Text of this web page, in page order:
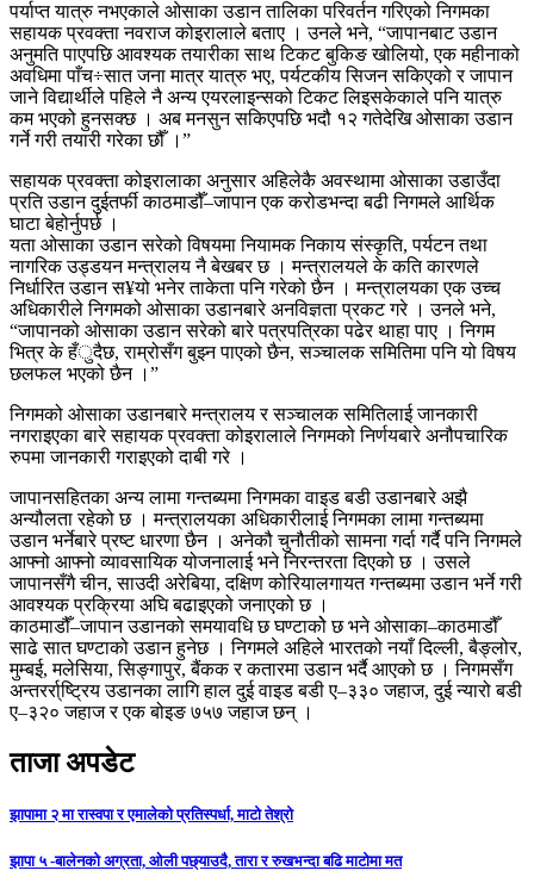
पर्याप्त यात्रु नभएकाले ओसाका उडान तालिका परिवर्तन गरिएको निगमका
सहायक प्रवक्ता नवराज कोइरालाले बताए । उनले भने, “जापानबाट उडान
अनुमति पाएपछि आवश्यक तयारीका साथ टिकट बुकिङ खोलियो, एक महीनाको
अवधिमा पाँच÷सात जना मात्र यात्रु भए, पर्यटकीय सिजन सकिएको र जापान
जाने विद्यार्थीले पहिले नै अन्य एयरलाइन्सको टिकट लिइसकेकाले पनि यात्रु
कम भएको हुनसक्छ । अब मनसुन सकिएपछि भदौ १२ गतेदेखि ओसाका उडान
गर्ने गरी तयारी गरेका छौँ ।”
सहायक प्रवक्ता कोइरालाका अनुसार अहिलेकै अवस्थामा ओसाका उडाउँदा
प्रति उडान दुईतर्फी काठमाडौँ–जापान एक करोडभन्दा बढी निगमले आर्थिक
घाटा बेहोर्नुपर्छ ।
यता ओसाका उडान सरेको विषयमा नियामक निकाय संस्कृति, पर्यटन तथा
नागरिक उड्डयन मन्त्रालय नै बेखबर छ । मन्त्रालयले के कति कारणले
निर्धारित उडान स¥यो भनेर ताकेता पनि गरेको छैन । मन्त्रालयका एक उच्च
अधिकारीले निगमको ओसाका उडानबारे अनविज्ञता प्रकट गरे । उनले भने,
“जापानको ओसाका उडान सरेको बारे पत्रपत्रिका पढेर थाहा पाए । निगम
भित्र के हँुदैछ, राम्रोसँग बुझ्न पाएको छैन, सञ्चालक समितिमा पनि यो विषय
छलफल भएको छैन ।”
निगमको ओसाका उडानबारे मन्त्रालय र सञ्चालक समितिलाई जानकारी
नगराइएका बारे सहायक प्रवक्ता कोइरालाले निगमको निर्णयबारे अनौपचारिक
रुपमा जानकारी गराइएको दाबी गरे ।
जापानसहितका अन्य लामा गन्तब्यमा निगमका वाइड बडी उडानबारे अझै
अन्यौलता रहेको छ । मन्त्रालयका अधिकारीलाई निगमका लामा गन्तब्यमा
उडान भर्नेबारे प्रष्ट धारणा छैन । अनेकौ चुनौतीको सामना गर्दा गर्दै पनि निगमले
आफ्नो आफ्नो व्यावसायिक योजनालाई भने निरन्तरता दिएको छ । उसले
जापानसँगै चीन, साउदी अरेबिया, दक्षिण कोरियालगायत गन्तब्यमा उडान भर्ने गरी
आवश्यक प्रक्रिया अघि बढाइएको जनाएको छ ।
काठमाडौँ–जापान उडानको समयावधि छ घण्टाकोे छ भने ओसाका–काठमाडौँ
साढे सात घण्टाको उडान हुनेछ । निगमले अहिले भारतको नयाँ दिल्ली, बैङ्लोर,
मुम्बई, मलेसिया, सिङ्गापुर, बैंकक र कतारमा उडान भर्दै आएको छ । निगमसँग
अन्तरर्रा्ष्ट्रिय उडानका लागि हाल दुई वाइड बडी ए–३३० जहाज, दुई न्यारो बडी
ए–३२० जहाज र एक बोइङ ७५७ जहाज छन् ।
ताजा अपडेट
झापामा २ मा रास्वपा र एमालेको प्रतिस्पर्धा, माटो तेश्रो
झापा ५ -बालेनको अग्रता, ओली पछ्याउदै, तारा र रुखभन्दा बढि माटोमा मत